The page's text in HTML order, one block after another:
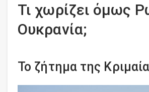
Τι χωρίζει όμως
Ουκρανία;
Το ζήτημα της